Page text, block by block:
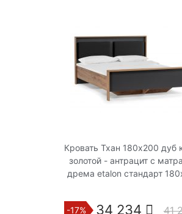
Кровать Тхан 180х200 дуб
золотой - антрацит с
дрема etalon стандарт
-17% 34 234 41